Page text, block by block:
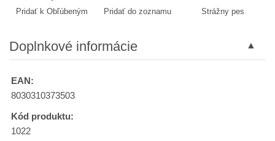
Pridať k Obľúbeným Pridať do zoznamu Strážny pes
Doplnkové informácie
EAN:
8030310373503
Kód produktu:
1022